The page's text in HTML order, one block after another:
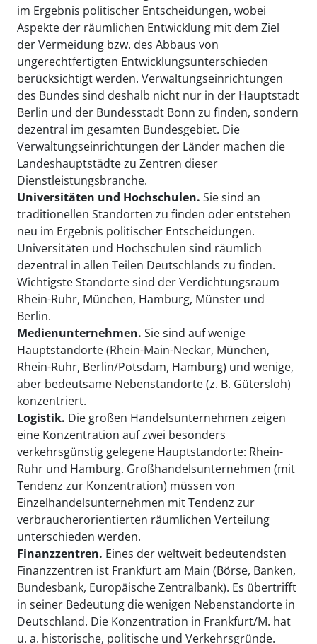
im Ergebnis politischer Entscheidungen, wobei
Aspekte der räumlichen Entwicklung mit dem Ziel
der Vermeidung bzw. des Abbaus von
ungerechtfertigten Entwicklungsunterschieden
berücksichtigt werden. Verwaltungseinrichtungen
des Bundes sind deshalb nicht nur in der Hauptstadt
Berlin und der Bundesstadt Bonn zu finden, sondern
dezentral im gesamten Bundesgebiet. Die
Verwaltungseinrichtungen der Länder machen die
Landeshauptstädte zu Zentren dieser
Dienstleistungsbranche.
Universitäten und Hochschulen. Sie sind an
traditionellen Standorten zu finden oder entstehen
neu im Ergebnis politischer Entscheidungen.
Universitäten und Hochschulen sind räumlich
dezentral in allen Teilen Deutschlands zu finden.
Wichtigste Standorte sind der Verdichtungsraum
Rhein-Ruhr, München, Hamburg, Münster und
Berlin.
Medienunternehmen. Sie sind auf wenige
Hauptstandorte (Rhein-Main-Neckar, München,
Rhein-Ruhr, Berlin/Potsdam, Hamburg) und wenige,
aber bedeutsame Nebenstandorte (z. B. Gütersloh)
konzentriert.
Logistik. Die großen Handelsunternehmen zeigen
eine Konzentration auf zwei besonders
verkehrsgünstig gelegene Hauptstandorte: Rhein-
Ruhr und Hamburg. Großhandelsunternehmen (mit
Tendenz zur Konzentration) müssen von
Einzelhandelsunternehmen mit Tendenz zur
verbraucherorientierten räumlichen Verteilung
unterschieden werden.
Finanzzentren. Eines der weltweit bedeutendsten
Finanzzentren ist Frankfurt am Main (Börse, Banken,
Bundesbank, Europäische Zentralbank). Es übertrifft
in seiner Bedeutung die wenigen Nebenstandorte in
Deutschland. Die Konzentration in Frankfurt/M. hat
u. a. historische, politische und Verkehrsgründe.